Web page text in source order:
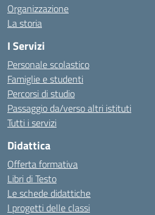
Organizzazione
La storia
I Servizi
Personale scolastico
Famiglie e studenti
Percorsi di studio
Passaggio da/verso altri istituti
Tutti i servizi
Didattica
Offerta formativa
Libri di Testo
Le schede didattiche
I progetti delle classi